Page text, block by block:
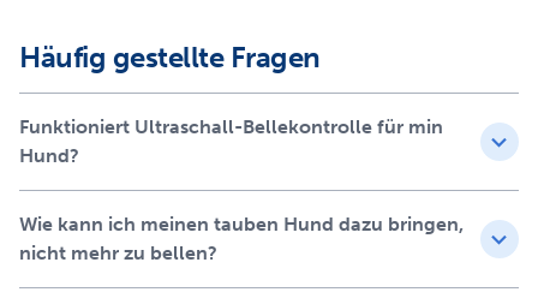
assoziiert. Im Laufe der Zeit wird er sein Bellen mit dem
unangenehmen Geräusch assoziieren. Wenn der Hund
Diese Bellkontrolle wirkt bis zu 8 Meter weit. Verwenden
Sie 1 Einheit für einen Raum, oder 2 Einheiten, um
mehrere Räume abzudecken.
Produktinformation
Schreckt automatisch von zu vielem Bellen ab.
Häufig gestellte Fragen
Funktioniert Ultraschall-Bellekontrolle für min
Hund?
Wie kann ich meinen tauben Hund dazu bringen,
nicht mehr zu bellen?